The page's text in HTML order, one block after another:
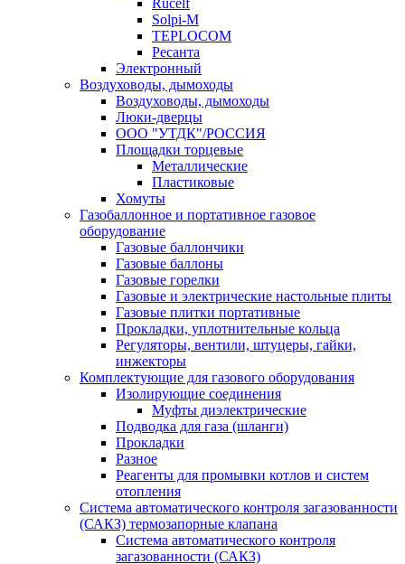
Rucelf
Solpi-M
TEPLOCOM
Ресанта
Электронный
Воздуховоды, дымоходы
Воздуховоды, дымоходы
Люки-дверцы
ООО "УТДК"/РОССИЯ
Площадки торцевые
Металлические
Пластиковые
Хомуты
Газобаллонное и портативное газовое
оборудование
Газовые баллончики
Газовые баллоны
Газовые горелки
Газовые и электрические настольные плиты
Газовые плитки портативные
Прокладки, уплотнительные кольца
Регуляторы, вентили, штуцеры, гайки,
инжекторы
Комплектующие для газового оборудования
Изолирующие соединения
Муфты диэлектрические
Подводка для газа (шланги)
Прокладки
Разное
Реагенты для промывки котлов и систем
отопления
Система автоматического контроля загазованности
(САКЗ) термозапорные клапана
Система автоматического контроля
загазованности (САКЗ)